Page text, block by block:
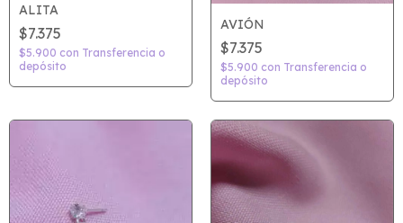
ALITA
$7.375
$5.900 con Transferencia o
depósito
AVIÓN
$7.375
$5.900 con Transferencia o
depósito